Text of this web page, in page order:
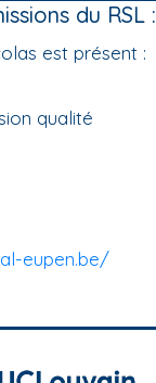
du RSL :
est présent :
qualité
eupen.be/